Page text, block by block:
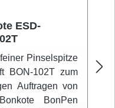
ESD-
Pinselspitze
BON-102T zum
Auftragen von
BonPen